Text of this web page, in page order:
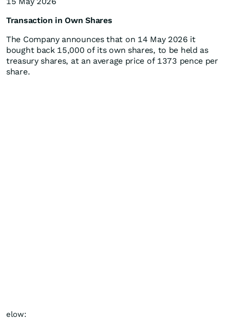
Transaction in Own Shares
The Company announces that on 14 May 2026 it
bought back 15,000 of its own shares, to be held as
treasury shares, at an average price of 1373 pence per
share.
elow: